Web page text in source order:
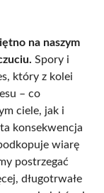
na naszym
Spory i
który z kolei
– co
ciele, jak i
konsekwencja
wiarę
postrzegać
długotrwałe